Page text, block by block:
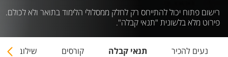
רישום פתוח יכול להתייחס רק לחלק ממסלולי הלימוד בתואר ולא לכולם.
פירוט מלא בלשונית "תנאי קבלה".
נעים להכיר תנאי קבלה קורסים שילובי